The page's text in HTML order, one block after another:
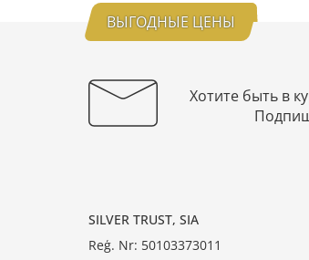
ВЫГОДНЫЕ ЦЕНЫ
Хотите быть в
SILVER TRUST, SIA
Reģ. Nr: 50103373011